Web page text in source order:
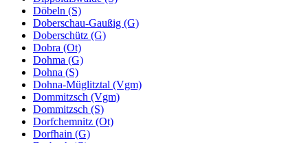
Döbeln (S)
Doberschau-Gaußig (G)
Doberschütz (G)
Dobra (Ot)
Dohma (G)
Dohna (S)
Dohna-Müglitztal (Vgm)
Dommitzsch (Vgm)
Dommitzsch (S)
Dorfchemnitz (Ot)
Dorfhain (G)